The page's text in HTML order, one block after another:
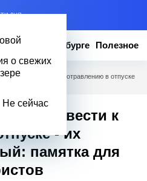
ДНЯ
о свежих
Не сейчас
о Петербурге Полезное
могут привести к отравлению в отпуске
привести к
- их
памятка для